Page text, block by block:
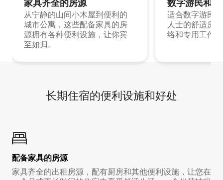
家具齐全的房源
从宁静的山间小木屋到便利的
城市公寓，这些配备家具的房
源拥有各种便利设施，让你宾
至如归。
数字游民和
适合数字游民
人士的舒适房
络和专用工作
长期住宿的便利设施和好处
配备家具的房源
家具齐全的出租房源，配有厨房和其他便利设施，让您在